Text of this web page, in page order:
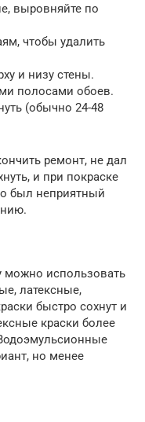
выровняйте по
чтобы удалить
и низу стены.
полосами обоев.
(обычно 24-48
ремонт, не дал
и при покраске
был неприятный
можно использовать
латексные,
быстро сохнут и
краски более
но менее